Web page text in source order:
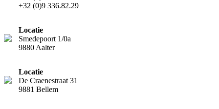
+32 (0)9 336.82.29
Locatie
Smedepoort 1/0a
9880 Aalter
Locatie
De Craenestraat 31
9881 Bellem